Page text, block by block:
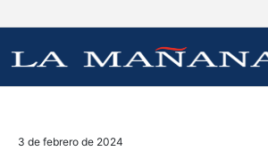
3 de febrero de 2024